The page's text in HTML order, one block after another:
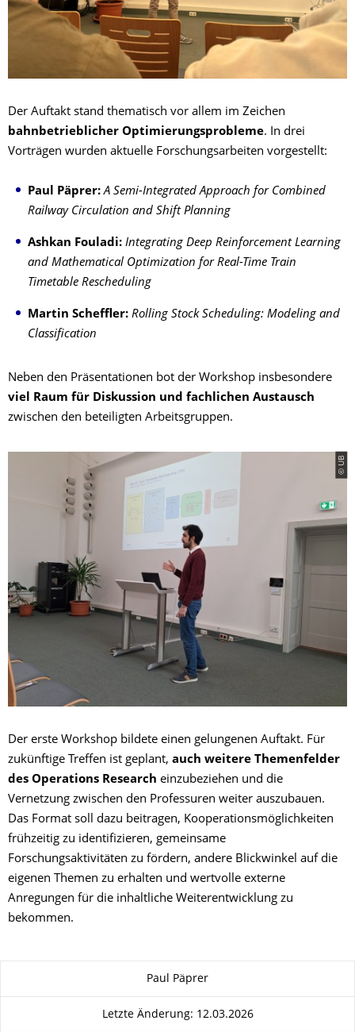
Der Auftakt stand thematisch vor allem im Zeichen
bahnbetrieblicher Optimierungsprobleme. In drei
Vorträgen wurden aktuelle Forschungsarbeiten vorgestellt:
Paul Päprer: A Semi-Integrated Approach for Combined
Railway Circulation and Shift Planning
Ashkan Fouladi: Integrating Deep Reinforcement Learning
and Mathematical Optimization for Real-Time Train
Timetable Rescheduling
Martin Scheffler: Rolling Stock Scheduling: Modeling and
Classification
Neben den Präsentationen bot der Workshop insbesondere
viel Raum für Diskussion und fachlichen Austausch
zwischen den beteiligten Arbeitsgruppen.
© UB
Der erste Workshop bildete einen gelungenen Auftakt. Für
zukünftige Treffen ist geplant, auch weitere Themenfelder
des Operations Research einzubeziehen und die
Vernetzung zwischen den Professuren weiter auszubauen.
Das Format soll dazu beitragen, Kooperationsmöglichkeiten
frühzeitig zu identifizieren, gemeinsame
Forschungsaktivitäten zu fördern, andere Blickwinkel auf die
eigenen Themen zu erhalten und wertvolle externe
Anregungen für die inhaltliche Weiterentwicklung zu
bekommen.
Paul Päprer
Letzte Änderung: 12.03.2026